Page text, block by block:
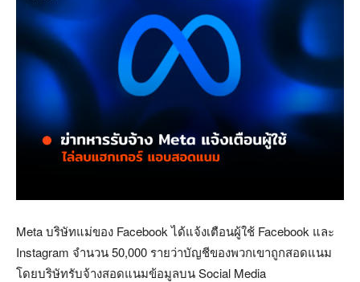
Meta บริษัทแม่ของ Facebook ได้แจ้งเตือนผู้ใช้ Facebook และ
Instagram จำนวน 50,000 รายว่าบัญชีของพวกเขาถูกสอดแนม
โดยบริษัทรับจ้างสอดแนมข้อมูลบน Social Media